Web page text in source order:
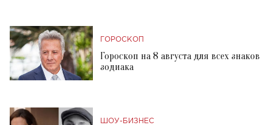
ГОРОСКОП
Гороскоп на 8 августа для всех знаков
зодиака
ШОУ-БИЗНЕС